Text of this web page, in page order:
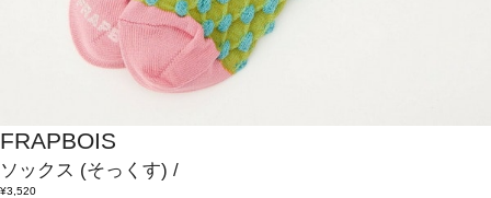
FRAPBOIS
ソックス (そっくす) /
¥3,520